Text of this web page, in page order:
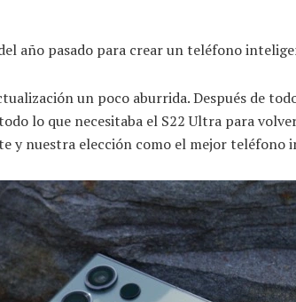
año pasado para crear un teléfono
un poco aburrida. Después de
lo que necesitaba el S22 Ultra para
y nuestra elección como el mejor teléfono